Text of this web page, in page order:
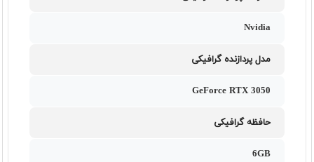
Nvidia
مدل پردازنده گرافیکی
GeForce RTX 3050
حافظه گرافیکی
6GB